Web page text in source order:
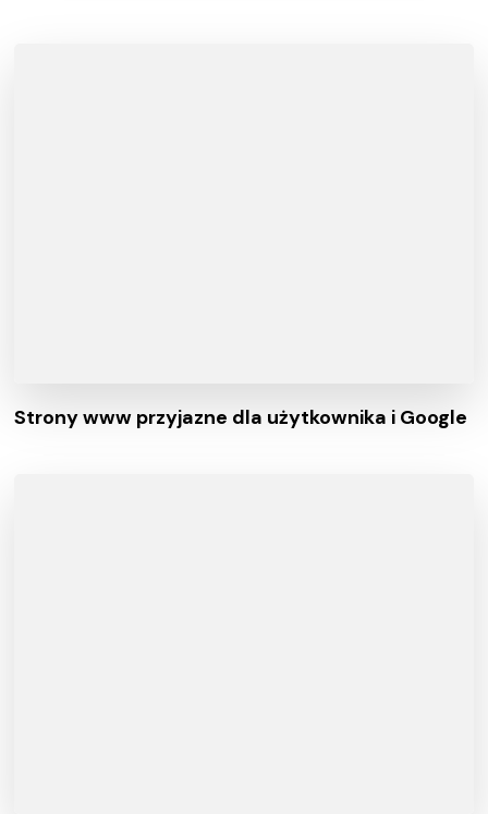
Strony www przyjazne dla użytkownika i Google